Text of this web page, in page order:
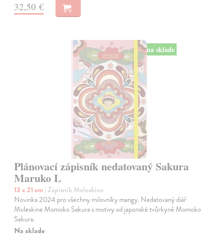
32,50 €
na sklade
Plánovací zápisník nedatovaný Sakura
Maruko L
13 x 21 cm | Zápisník Moleskine
Novinka 2024 pro všechny milovníky mangy. Nedatovaný diář
Moleskine Momoko Sakura s motivy od japonské tvůrkyně Momoko
Sakura.
Na sklade